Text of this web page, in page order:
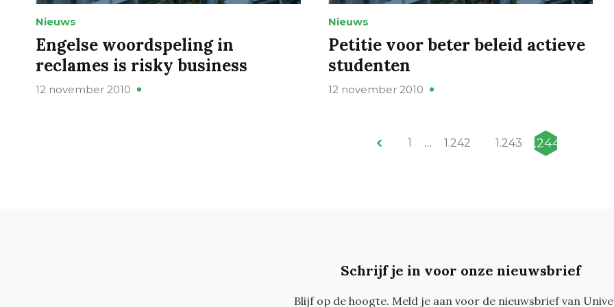
Nieuws
Engelse woordspeling in
reclames is risky business
12 november 2010
Nieuws
Petitie voor beter beleid actieve
studenten
12 november 2010
1 … 1.242 1.243 1.244
Schrijf je in voor onze nieuwsbrief
Blijf op de hoogte. Meld je aan voor de nieuwsbrief van